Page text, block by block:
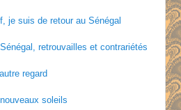
je suis de retour au Sénégal
retrouvailles et contrariétés
regard
soleils